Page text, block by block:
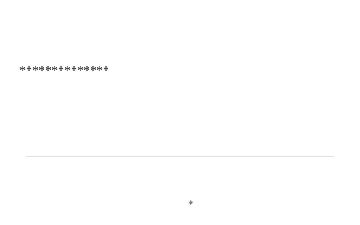
**************